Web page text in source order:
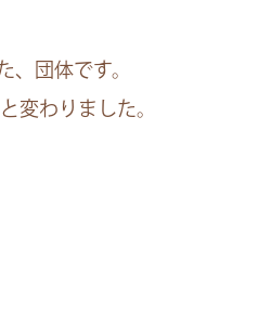
、団体です。
変わりました。